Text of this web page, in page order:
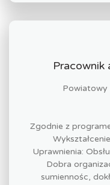
Pracownik
Powiatowy
Zgodnie z
Uprawnienia:
Dobra
sumiennośc,